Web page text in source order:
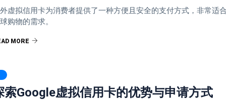
虚拟信用卡为消费者提供了一种方便且安全的支付方式，非常适
购物的需求。
MORE
索Google虚拟信用卡的优势与申请方式